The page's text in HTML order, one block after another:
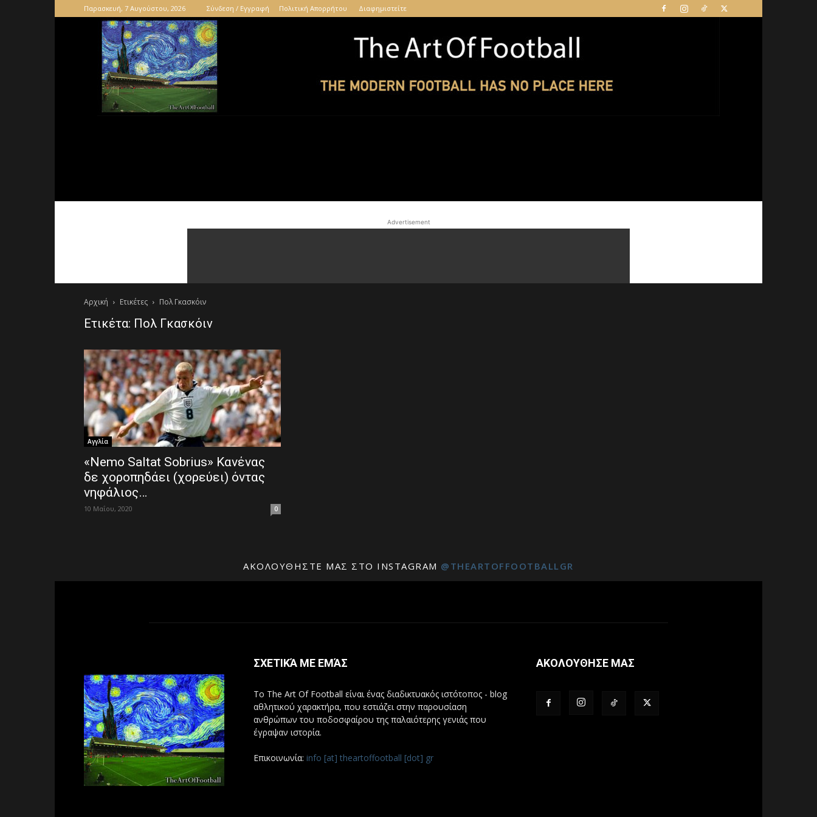
Παρασκευή, 7 Αυγούστου, 2026 Σύνδεση / Εγγραφή Πολιτική Απορρήτου Διαφημιστείτε
Advertisement
Αρχική Ετικέτες Πολ Γκασκόιν
Ετικέτα: Πολ Γκασκόιν
Αγγλία
«Nemo Saltat Sobrius» Κανένας
δε χοροπηδάει (χορεύει) όντας
νηφάλιος…
10 Μαΐου, 2020 0
ΑΚΟΛΟΥΘΉΣΤΕ ΜΑΣ ΣΤΟ INSTAGRAM @THEARTOFFOOTBALLGR
ΣΧΕΤΙΚΆ ΜΕ ΕΜΆΣ
Το The Art Of Football είναι ένας διαδικτυακός ιστότοπος - blog
αθλητικού χαρακτήρα, που εστιάζει στην παρουσίαση
ανθρώπων του ποδοσφαίρου της παλαιότερης γενιάς που
έγραψαν ιστορία.
Επικοινωνία: info [at] theartoffootball [dot] gr
ΑΚΟΛΟΥΘΗΣΕ ΜΑΣ